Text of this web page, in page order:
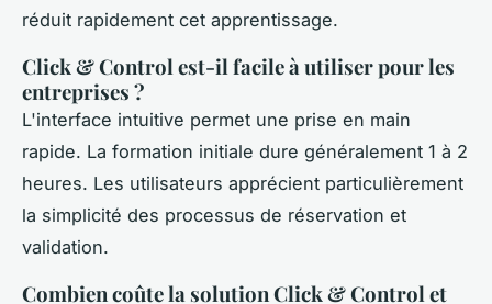
réduit rapidement cet apprentissage.
Click & Control est-il facile à utiliser pour les
entreprises ?
L'interface intuitive permet une prise en main
rapide. La formation initiale dure généralement 1 à 2
heures. Les utilisateurs apprécient particulièrement
la simplicité des processus de réservation et
validation.
Combien coûte la solution Click & Control et